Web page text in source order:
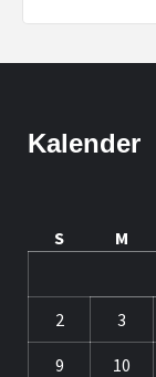
Kalender
S
M
2 3
9 10